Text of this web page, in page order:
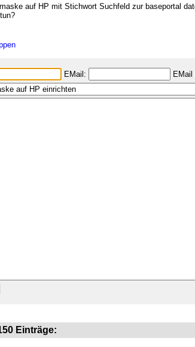
auf HP mit Stichwort Suchfeld zur baseportal
EMail: EMail
Einträge: